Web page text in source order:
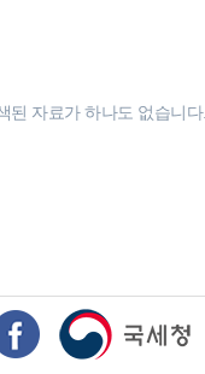
된 자료가 하나도 없습니다.